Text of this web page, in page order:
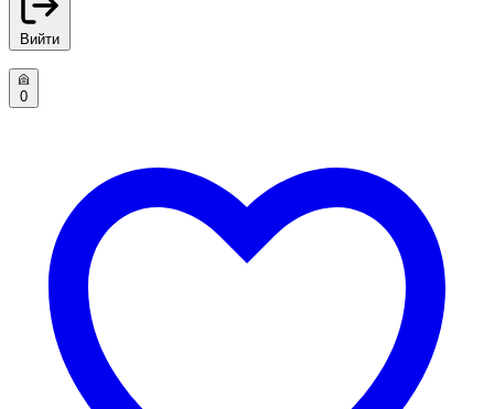
Вийти
0